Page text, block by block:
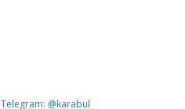
Telegram: @karabul